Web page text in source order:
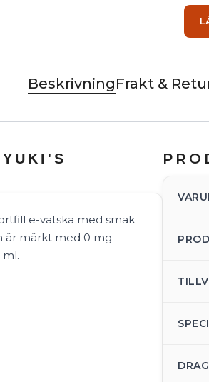
BeskrivningFrakt &
e-vätska med smak
är märkt med 0 mg
ml.